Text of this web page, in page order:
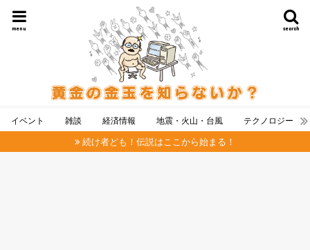
search
menu
イベント 雑談 経済情報 地震・火山・台風 テクノロジー
続け者ども！伝説はここから始まる！